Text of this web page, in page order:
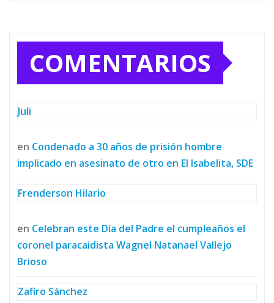
COMENTARIOS
Juli
en Condenado a 30 años de prisión hombre
implicado en asesinato de otro en El Isabelita, SDE
Frenderson Hilario
en Celebran este Día del Padre el cumpleaños el
coronel paracaidista Wagnel Natanael Vallejo
Brioso
Zafiro Sánchez